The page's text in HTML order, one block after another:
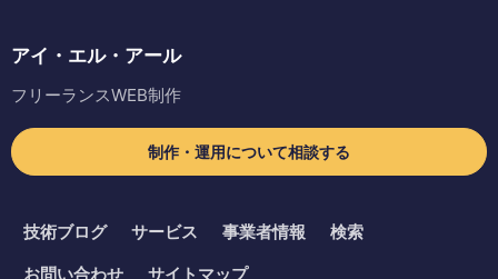
アイ・エル・アール
フリーランスWEB制作
制作・運用について相談する
技術ブログ サービス 事業者情報 検索
お問い合わせ サイトマップ